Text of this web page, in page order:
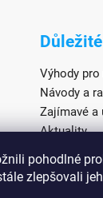
pohodlné
zlepšovali
Výhody
Návody a
Zajímavé a
Aktuality